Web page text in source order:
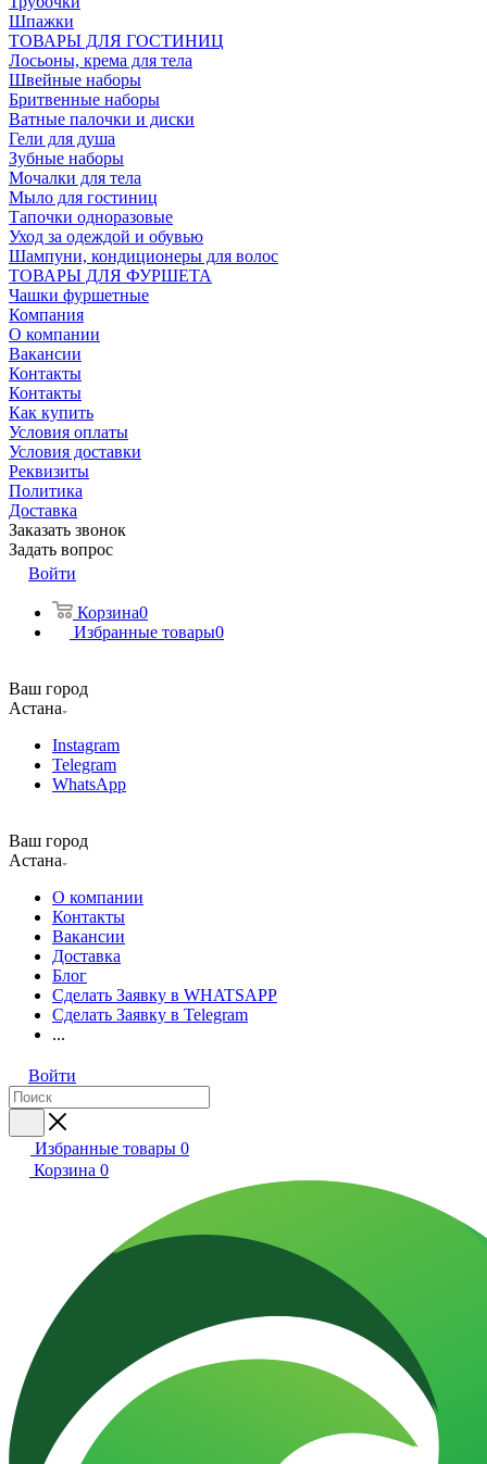
Шпажки
ТОВАРЫ ДЛЯ ГОСТИНИЦ
Лосьоны, крема для тела
Швейные наборы
Бритвенные наборы
Ватные палочки и диски
Гели для душа
Зубные наборы
Мочалки для тела
Мыло для гостиниц
Тапочки одноразовые
Уход за одеждой и обувью
Шампуни, кондиционеры для волос
ТОВАРЫ ДЛЯ ФУРШЕТА
Чашки фуршетные
Компания
О компании
Вакансии
Контакты
Контакты
Как купить
Условия оплаты
Условия доставки
Реквизиты
Политика
Доставка
Заказать звонок
Задать вопрос
Войти
Корзина0
Избранные товары0
Ваш город
Астана
Instagram
Telegram
WhatsApp
Ваш город
Астана
О компании
Контакты
Вакансии
Доставка
Блог
Сделать Заявку в WHATSAPP
Сделать Заявку в Telegram
...
Войти
Избранные товары 0
Корзина 0